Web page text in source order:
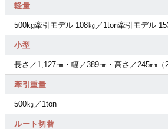
軽量
500kg牽引モデル 108㎏／1ton牽引モデル
小型
長さ／1,127㎜・幅／389㎜・高さ／245㎜（
牽引重量
500㎏／1ton
ルート切替